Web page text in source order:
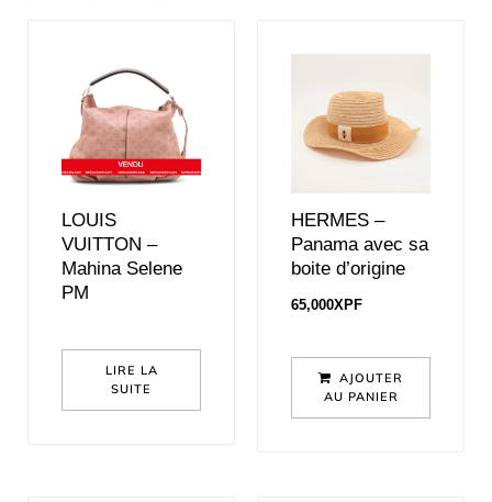
LOUIS
VUITTON –
Mahina Selene
PM
LIRE LA
SUITE
HERMES –
Panama avec sa
boite d’origine
65,000XPF
AJOUTER
AU PANIER